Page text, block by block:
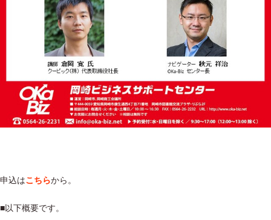
申込はこちらから。
■以下概要です。